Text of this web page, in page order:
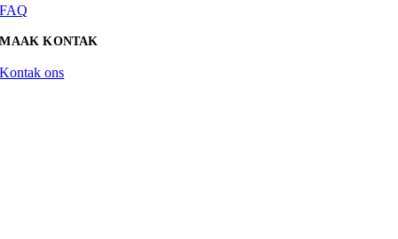
FAQ
MAAK KONTAK
Kontak ons